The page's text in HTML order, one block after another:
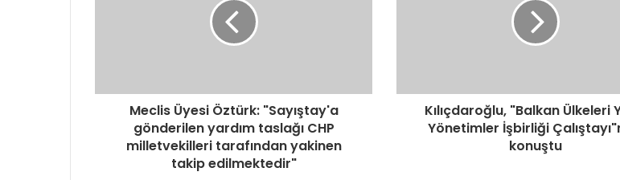
Meclis Üyesi Öztürk: "Sayıştay'a
gönderilen yardım taslağı CHP
milletvekilleri tarafından yakinen
takip edilmektedir"
Kılıçdaroğlu, "Balkan Ülkeleri
Yönetimler İşbirliği
konuştu